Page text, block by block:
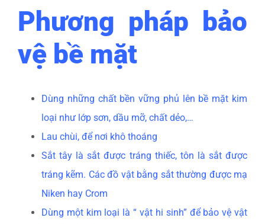
Phương pháp bảo
vệ bề mặt
Dùng những chất bền vững phủ lên bề mặt kim
loại như lớp sơn, dầu mỡ, chất dẻo,…
Lau chùi, để nơi khô thoáng
Sắt tây là sắt được tráng thiếc, tôn là sắt được
tráng kẽm. Các đồ vật bằng sắt thường được mạ
Niken hay Crom
Dùng một kim loại là “ vật hi sinh” để bảo vệ vật